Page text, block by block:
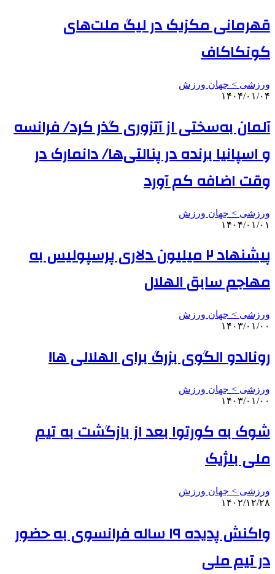
قهرمانی مکزیک در لیگ ملت‌های
کونکاکاف
ورزشی > جهان ورزش
۱۴۰۴/۰۱/۰۴
آلمان به‌سختی از آتزوری گذر کرد/ فرانسه
و اسپانیا برنده در پنالتی‌ها/ دانمارک در
وقت‌ اضافه کم آورد
ورزشی > جهان ورزش
۱۴۰۴/۰۱/۰۱
پیشنهاد ۲ میلیون دلاری پرسپولیس به
مهاجم سابق الهلال
ورزشی > جهان ورزش
۱۴۰۳/۰۱/۰۰
رونالدو الگوی بزرگ برای الهلالی ها!
ورزشی > جهان ورزش
۱۴۰۳/۰۱/۰۰
شوک به کورتوا بعد از بازگشت به تیم
ملی بلژیک
ورزشی > جهان ورزش
۱۴۰۲/۱۲/۲۸
واکنش پدیده ۱۹ ساله فرانسوی به حضور
در تیم ملی